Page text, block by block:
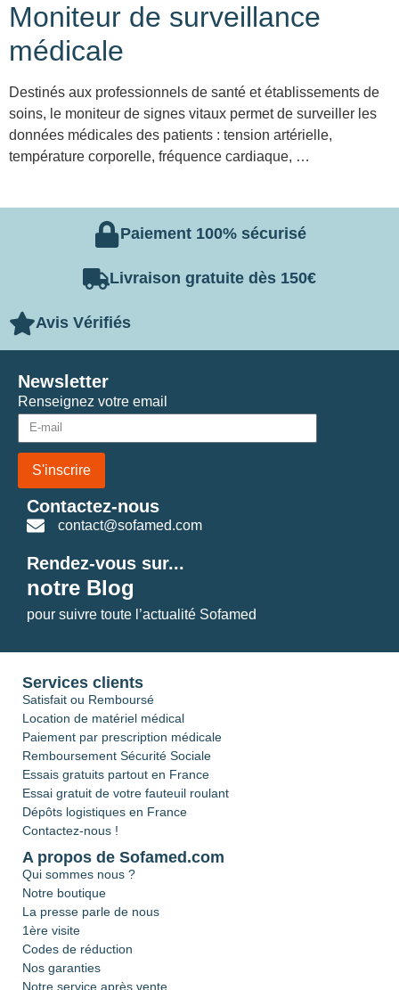
Moniteur de surveillance
médicale
Destinés aux professionnels de santé et établissements de
soins, le moniteur de signes vitaux permet de surveiller les
données médicales des patients : tension artérielle,
température corporelle, fréquence cardiaque, …
Paiement 100% sécurisé
Livraison gratuite dès 150€
Avis Vérifiés
Renseignez votre email
S'inscrire
Newsletter
Contactez-nous
contact@sofamed.com
Rendez-vous sur...
notre Blog
pour suivre toute l’actualité Sofamed
Services clients
Satisfait ou Remboursé
Location de matériel médical
Paiement par prescription médicale
Remboursement Sécurité Sociale
Essais gratuits partout en France
Essai gratuit de votre fauteuil roulant
Dépôts logistiques en France
Contactez-nous !
A propos de Sofamed.com
Qui sommes nous ?
Notre boutique
La presse parle de nous
1ère visite
Codes de réduction
Nos garanties
Notre service après vente